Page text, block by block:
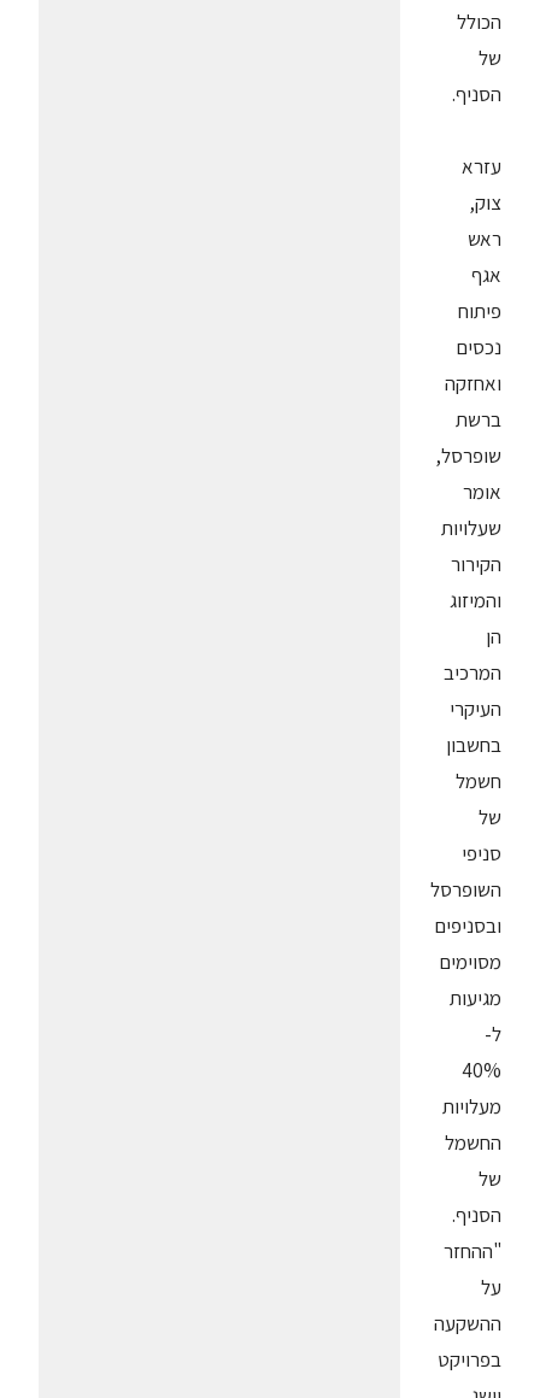
הכולל
של
הסניף.
עזרא
צוק,
ראש
אגף
פיתוח
נכסים
ואחזקה
ברשת
שופרסל,
אומר
שעלויות
הקירור
והמיזוג
הן
המרכיב
העיקרי
בחשבון
חשמל
של
סניפי
השופרסל
ובסניפים
מסוימים
מגיעות
ל-
40%
מעלויות
החשמל
של
הסניף.
"ההחזר
על
ההשקעה
בפרויקט